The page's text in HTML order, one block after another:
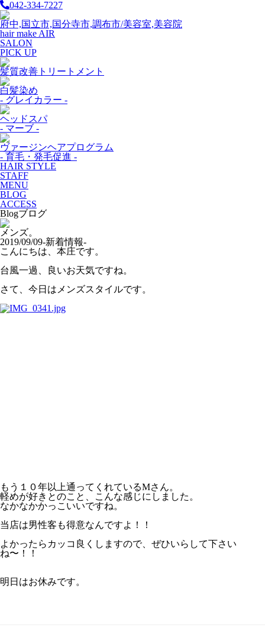
042-334-7227
府中,国立市,国分寺市,調布市/美容室,美容院
hair make AIR
SALON
PICK UP
髪質改善トリートメント
白髪染め
- グレイカラー -
ヘッドスパ
- マーブ -
ヴァージンヘアプログラム
- 育毛・発毛促進 -
HAIR STYLE
STAFF
MENU
BLOG
ACCESS
Blogブログ
メンズ。
2019/09/09-新着情報-
こんにちは、本庄です。
台風一過、良いお天気ですね。
さて、今日はメンズスタイルです。
もう１０年以上通ってくれているMさん。
軽めが好きとのこと、こんな感じにしました。
なかなかかっこいいですね。
当店は男性客も得意なんですよ！！
よかったらカッコ良くしますので、ぜひいらして下さい
ね〜！！
明日はお休みです。